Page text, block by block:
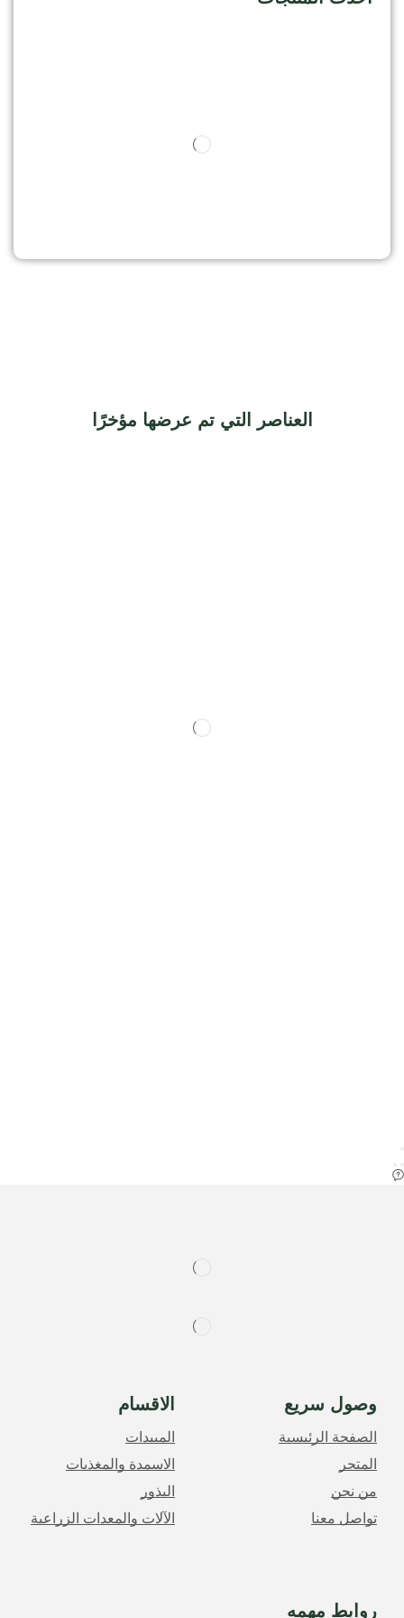
العناصر التي تم عرضها مؤخرًا
وصول سريع
الصفحة الرئيسية
المتجر
من نحن
تواصل معنا
الاقسام
المبيدات
الاسمدة والمغذيات
البذور
الآلات والمعدات الزراعية
روابط مهمه